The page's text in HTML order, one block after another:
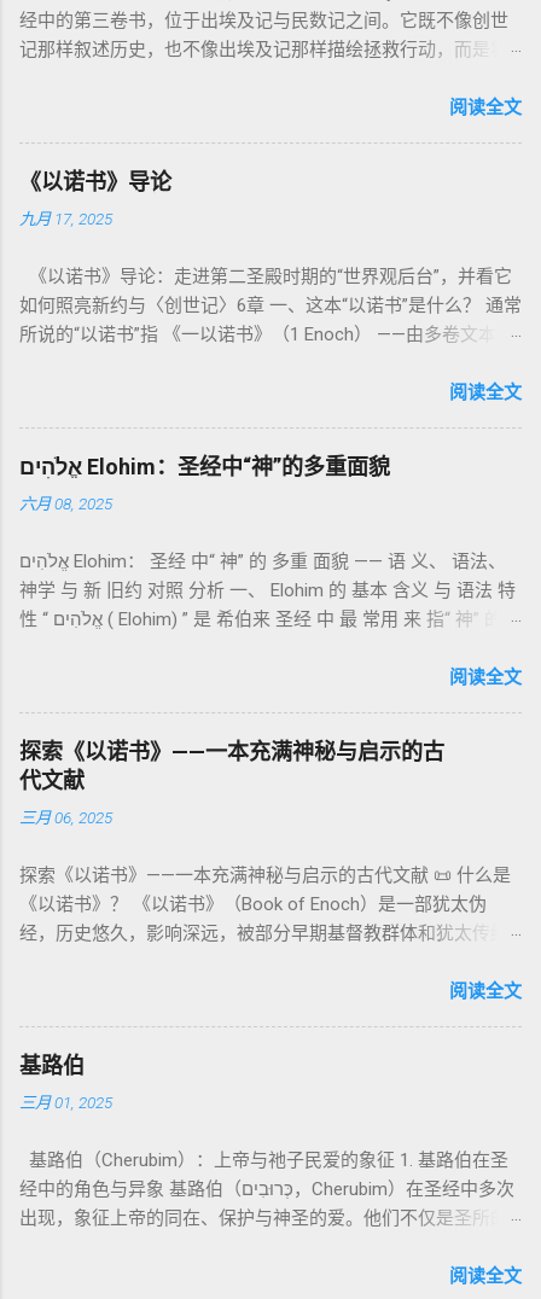
经中的第三卷书，位于出埃及记与民数记之间。它既不像创世
记那样叙述历史，也不像出埃及记那样描绘拯救行动，而是将
内容看似仪式化，《利未记》却揭示了 神的临在如何规范人类
为我耶和华你们的神是圣洁的。”（利未记19:2） 这节经文构成
整卷书的中心神学。希伯来文“קָדוֹשׁ”（kadosh）不仅意味着道
德上的圣洁，更意味着“分别出来”、“归属于神”。 《利未记》教
中活出“圣洁”。圣洁不仅是内心态度，更是生活方式。 二、献
祭制度：与神相交的通道 前七章详细描述五种祭： 燔祭
（olah）：全然献上，象征奉献与赎罪； 素祭 （minchah）：
团契的象征； 赎罪祭 （chatat）：针对无意之罪的遮盖； 赎愆
祭 （asham）：针对特定罪行的赔偿与赎回。 这些制度不是单
纯宗教仪式，而是 神提供给罪人恢复关系的方式 。 希伯来文
祂的子民得洁净并维系同在。 三、祭司制度与敬拜秩序 亚伦与
记》强调他们的洁净、服饰、行为都必须与神的圣洁相称。 祭
司是 圣所的看守者、律法的教导者与百姓的代求者 。他们的失
败（如拿答与亚比户擅献凡火）立刻带来神的审判（利10
限 第11–15章讲述关于食物、疾病（如大麻风）、体液等“洁净
与不洁”的律例。其目的不是为了迷信或隔离，而是建立 圣洁与
秩序感 ，帮助以色列人活在神的同在中。 “洁净”不是等同于“无
罪”，而是不妨碍与神交往的状态。圣所是神居住之地，进入必
16章描述每年一次的“赎罪日”（Yom Kippur），大祭司进入至
圣所，用血为圣所与百姓遮罪。 这是整卷《利未记》的神学中
心： 神愿意居住在人中间； 罪必须被遮盖才能维持这同在；
神主动提供遮罪之道（两个祭牲，特别是“为耶和华”的与“归于
亚撒泻勒”的）。 这预表...
阅读全文
《以诺书》导论
九月 17, 2025
《以诺书》导论：走进第二圣殿时期的“世界观后台”，并看它
如何照亮新约与〈创世记〉6章 一、这本“以诺书”是什么？ 通常
所说的“以诺书”指 《一以诺书》（1 Enoch） ——由多卷文本构
世纪），虽不在犹太/基督教主流正典之内（ 埃塞俄比亚正教
吉兹语（埃塞俄比亚语） 保存， 死海古卷 出土了多份 阿拉姆
语 残卷，另有 希腊文 片段，显示其广泛流传。 《一以诺书》
大体由五部分组成（作者与年代各异）： 《守望者之书》（1–
通婚、巨人（尼非利人）的出现，以及神对其囚禁与审判。
《比喻/相似喻之书》（37–71） ：频繁出现“ 那位人子/拣选
者/义者 ”，刻画末世审判与王权。 《天文之书》（72–82） ：
：以异象回顾以色列史并预示末世。 《以诺书信》（91–108）
：智慧训诫、“祸哉”、义人与恶人的结局等。 提示：另有《二
以诺书》（斯拉夫文）与《三以诺书》（希伯来文），属更晚
期以诺传统，不等同于《一以诺书》。 二、为什么重要？——
它是新约作者与读者共享的“语境词典” 1）新约中的直接/间接
呼应 犹大书14–15 几乎逐字引 1 Enoch 1:9（“主带着千万圣者
的“深渊囚禁”叙事共振。 彼后2:4 用“ 他他路斯 （Tartarus）”指
天使囚禁之所，贴近以诺传统语境。 福音书/启示录 中的“ 人子
来临与天使同来、坐在荣耀宝座审判列国 ”（太24–25；启1、
观 ：以诺将“巨人之灵”为游行污灵的渊源学解释，补给了新约
驱魔叙事背后的“灵界词库”（可1、路8；亦参弗6:12“执政掌
权”）。 阴间与审判意象 ：Sheol 的分区、册卷与火刑等图像，
：以诺传统对压迫者的“祸哉”，与 雅各书 对不义富者的警告
（雅5）形成呼应。 ...
阅读全文
אֱלֹהִים Elohim：圣经中“神”的多重面貌
六月 08, 2025
אֱלֹהִים Elohim： 圣经 中“ 神” 的 多重 面貌 —— 语 义、 语法、
神学 与 新 旧约 对照 分析 一、 Elohim 的 基本 含义 与 语法 特
性 “ אֱלֹהִים ( Elohim) ” 是 希伯来 圣经 中 最 常用 来 指“ 神” 的
者”。 ✦ 语法 现象： Elohim 是 一个 复数 形式 （“- im” 后
世 记 1: 1）； 在 其他 语 境 中也 可 用于 复数 意义， 如 指 多
神、 属 灵 存在、 审判 官 等； 因此， 需 借助 上下文 判断 语
义 和 神学 定位 。 二、 希伯来 圣经 中 Elohim 的 主要 用法 与
示例 分类 类型 用法 说明 示例 经文 含义 1. 真神 指 以色列 的
所 崇拜 的 神祇 出 20: 3 假 神/ 偶像（ gods） 3. 属 灵 存在
神 的 众 子、 天使、 神圣 议会 成员 诗 82: 1, 申 32: 8– 9
神圣 存在（ divine beings） 4. 法官 被 委托 施行 神 审判者 出
权 代表 受托 执行 神 旨意 的 人（ 如 摩西） 出 7: 1 神 的 代言
人（ divine proxy） 6. 强调 威严 复数 形式 强调 尊贵 超自然 的
显现 撒 上 28: 13 灵界 显现 或 尊称（ majestic plural） 三、
每一 类 的 代表 经文 解读 1. 真神 的 独 一 性（ 创世 记 1: 1） “
בְּרֵאשִׁית בָּרָא אֱלֹהִים...” “ 起初， 神（ Elohim） 创造 天地。” 尽
语法 结构 显示 这 是在 强调 一位 ...
阅读全文
探索《以诺书》——一本充满神秘与启示的古
代文献
三月 06, 2025
探索《以诺书》——一本充满神秘与启示的古代文献 📜 什么是
《以诺书》？ 《以诺书》（Book of Enoch）是一部犹太伪
经，历史悠久，影响深远，被部分早期基督教群体和犹太传统
的曾祖父——的名义写成，包含大量关于天使、堕落、审判和弥
行，神将他取去，他就不在世了。” 这一神秘的记载激发了后世
关于以诺与神的关系、天国奥秘的丰富想象。《以诺书》便是
这种想象的结晶。 📖《以诺书》的主要内容 《以诺书》并非一
之书》（1 Enoch 1-36） 讲述堕落天使（守望者，Watchers）
如何违背神的命令，与人类女子结合，生下巨人（Nephilim）。
这些天使教授人类各种知识，如金属锻造、药草使用和占星
洪水洁净世界。 这一描述与《创世记 6:1-4》的“神的众子”相呼
阅读全文
基路伯
三月 01, 2025
基路伯（Cherubim）：上帝与祂子民爱的象征 1. 基路伯在圣
经中的角色与异象 基路伯（כְּרוּבִים，Cherubim）在圣经中多次
出现，象征上帝的同在、保护与神圣的爱。他们不仅是圣所的
护者 在《创世记》3:24中，基路伯首次出现，被安置在伊甸园
阅读全文